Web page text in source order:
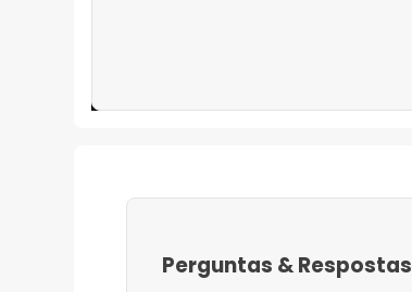
Perguntas &Respostas